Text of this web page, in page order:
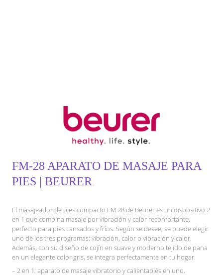
FM-28 APARATO DE MASAJE PARA
PIES | BEURER
El masajeador de pies compacto FM 28 de Beurer es un dispositivo 2
en 1 que combina masaje por vibración y calor reconfortante,
perfecto para pies cansados y fríos. Según se desee, se puede elegir
uno de los tres programas: vibración, calor o vibración y calor.
Además, con su diseño de cojín en suave y moderno tejido de pana
en un elegante color gris, se integra perfectamente en tu hogar.
– 2 en 1: aparato de masaje vibratorio y calientapiés en uno.